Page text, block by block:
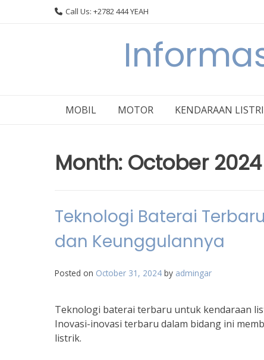
Call Us: +2782 444 YEAH
MOBIL MOTOR KENDARAAN
Month: October 2024
Teknologi Baterai
dan Keunggulannya
Posted on October 31, 2024 by admingar
Teknologi baterai terbaru untuk kendaraan
Inovasi-inovasi terbaru dalam bidang ini
listrik.